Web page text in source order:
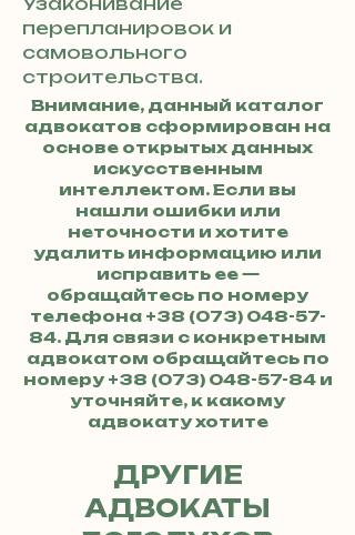
перепланировок и
самовольного
строительства.
Внимание, данный каталог
адвокатов сформирован на
основе открытых данных
искусственным
интеллектом. Если вы
нашли ошибки или
неточности и хотите
удалить информацию или
исправить ее —
обращайтесь по номеру
телефона +38 (073) 048-57-
84. Для связи с конкретным
адвокатом обращайтесь по
номеру +38 (073) 048-57-84и
уточняйте, к какому
адвокату хотите
ДРУГИЕ
АДВОКАТЫ